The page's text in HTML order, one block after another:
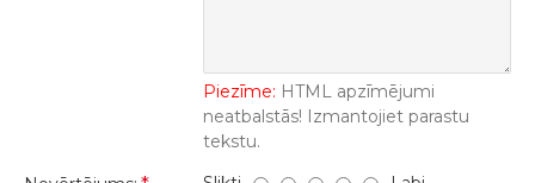
Piezīme: HTML apzīmējumi
neatbalstās! Izmantojiet parastu
tekstu.